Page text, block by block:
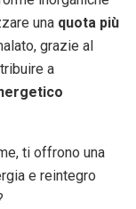
una quota più
grazie al
a
ti offrono una
e reintegro